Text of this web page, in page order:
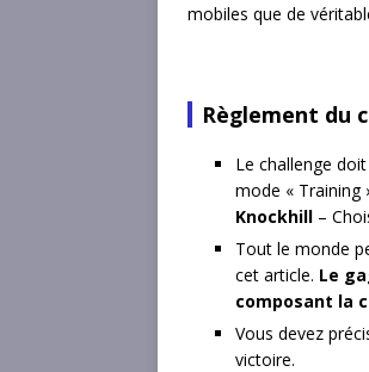
mobiles que de
Règlement du
Le challenge
mode « Training
Knockhill –
Tout le monde
cet article. Le
composant la
Vous devez
victoire.